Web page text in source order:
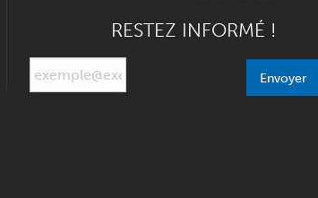
RESTEZ INFORMÉ !
Envoyer